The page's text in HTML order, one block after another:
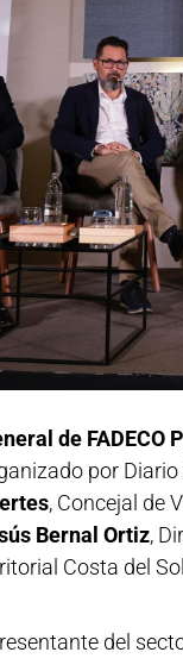
de FADECO
por
, Concejal de
Bernal Ortiz,
Costa del
del